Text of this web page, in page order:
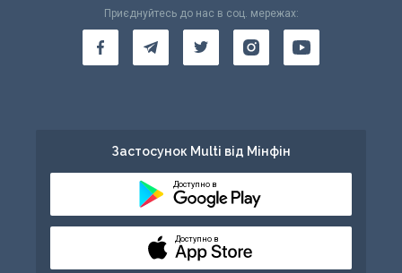
Приєднуйтесь до нас в соц. мережах:
Застосунок Multi від Мінфін
Доступно в
Доступно в